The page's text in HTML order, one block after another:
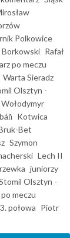
Polkowice
Borkowski Rafał
po meczu
Warta Sieradz
Olsztyn -
Wołodymyr
Kotwica
Bet
Szymon
Lech II
juniorzy
Olsztyn -
meczu
3. połowa Piotr